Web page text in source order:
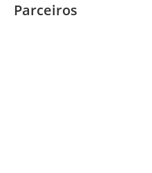
Parceiros